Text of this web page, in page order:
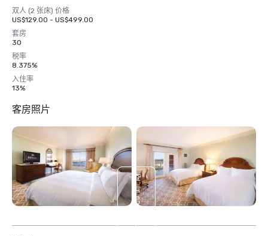
双人 (2 张床) 价格
US$129.00 - US$499.00
套房
30
税率
8.375%
入住率
13%
客房照片
查
看
另
4